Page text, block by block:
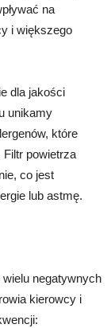
na
i większego
dla jakości
unikamy
które
Filtr powietrza
co jest
lub astmę.
negatywnych
kierowcy i